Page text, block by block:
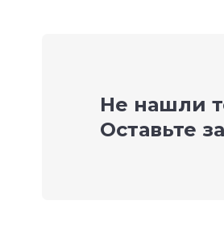
Не нашли
Оставьте